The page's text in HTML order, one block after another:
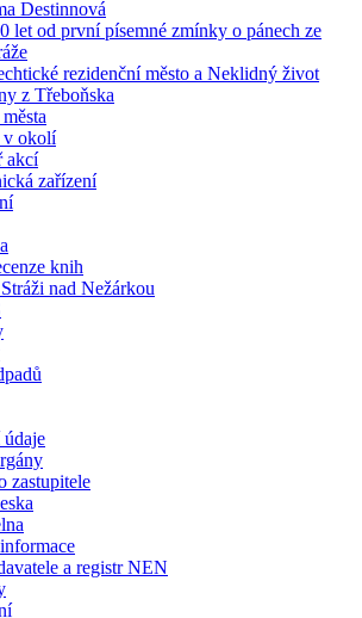
Destinnová
let od první písemné zmínky o pánech ze
rezidenční město a Neklidný život
z Třeboňska
v okolí
akcí
zařízení
knih
nad Nežárkou
zastupitele
a registr NEN